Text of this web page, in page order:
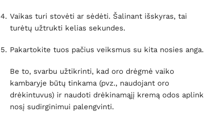
Vaikas turi stovėti ar sėdėti. Šalinant išskyras, tai
turėtų užtrukti kelias sekundes.
Pakartokite tuos pačius veiksmus su kita nosies anga.
Be to, svarbu užtikrinti, kad oro drėgmė vaiko
kambaryje būtų tinkama (pvz., naudojant oro
drėkintuvus) ir naudoti drėkinamąjį kremą odos aplink
nosį sudirginimui palengvinti.